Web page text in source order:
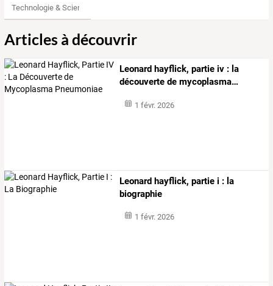
Technologie & Science
Articles à découvrir
Leonard hayflick, partie iv : la
découverte de mycoplasma…
1 févr. 2026
Leonard hayflick, partie i : la
biographie
1 févr. 2026